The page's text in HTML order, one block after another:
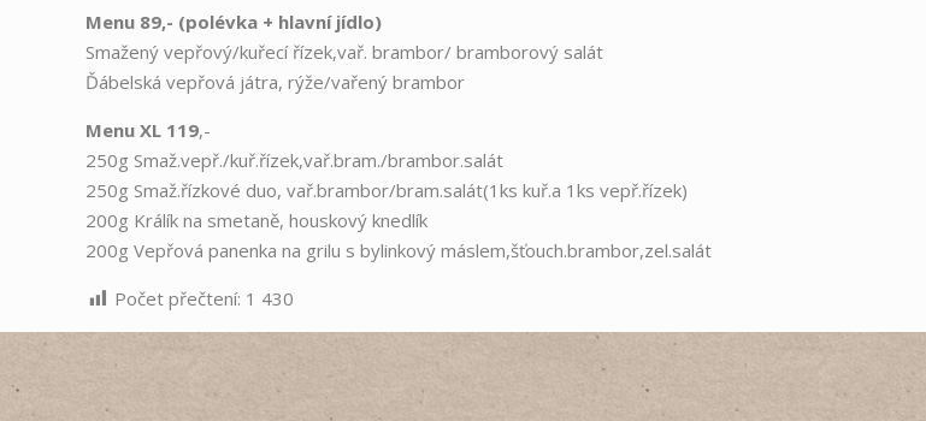
Menu 89,- (polévka + hlavní jídlo)
Smažený vepřový/kuřecí řízek,vař. brambor/ bramborový salát
Ďábelská vepřová játra, rýže/vařený brambor
Menu XL 119,-
250g Smaž.vepř./kuř.řízek,vař.bram./brambor.salát
250g Smaž.řízkové duo, vař.brambor/bram.salát(1ks kuř.a 1ks vepř.řízek)
200g Králík na smetaně, houskový knedlík
200g Vepřová panenka na grilu s bylinkový máslem,šťouch.brambor,zel.salát
Počet přečtení: 1 430